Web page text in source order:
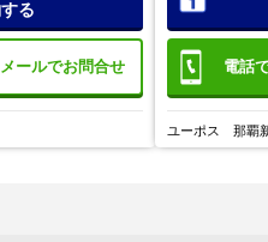
メールでお問合せ
る
電話
ユーポス 那覇